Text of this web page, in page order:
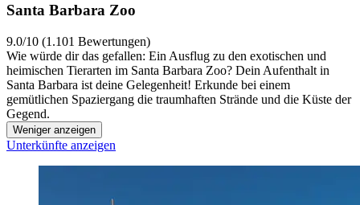
Santa Barbara Zoo
9.0/10 (1.101 Bewertungen)
Wie würde dir das gefallen: Ein Ausflug zu den exotischen und
heimischen Tierarten im Santa Barbara Zoo? Dein Aufenthalt in
Santa Barbara ist deine Gelegenheit! Erkunde bei einem
gemütlichen Spaziergang die traumhaften Strände und die Küste der
Gegend.
Weniger anzeigen
Unterkünfte anzeigen